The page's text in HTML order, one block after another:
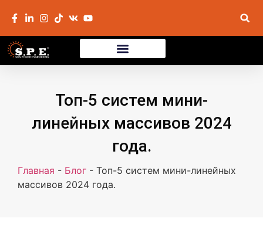
Топ-5 систем мини-
линейных массивов 2024
года.
Главная - Блог - Топ-5 систем мини-линейных
массивов 2024 года.